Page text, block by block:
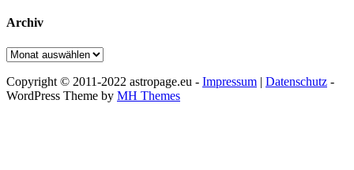
Archiv
Archiv
Copyright © 2011-2022 astropage.eu - Impressum | Datenschutz -
WordPress Theme by MH Themes